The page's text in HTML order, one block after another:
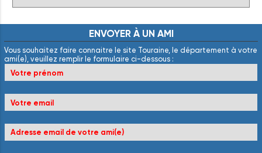
ENVOYER À UN AMI
Vous souhaitez faire connaitre le site Touraine, le département à votre
ami(e), veuillez remplir le formulaire ci-dessous :